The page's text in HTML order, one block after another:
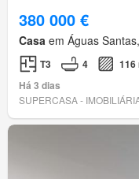
380 000 €
Casa em Águas
T3 4
116
Há 3 dias
SUPERCASA -